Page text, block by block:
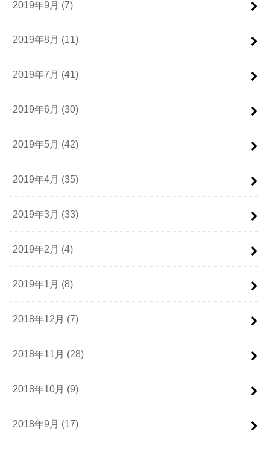
2019年9月 (7)
2019年8月 (11)
2019年7月 (41)
2019年6月 (30)
2019年5月 (42)
2019年4月 (35)
2019年3月 (33)
2019年2月 (4)
2019年1月 (8)
2018年12月 (7)
2018年11月 (28)
2018年10月 (9)
2018年9月 (17)